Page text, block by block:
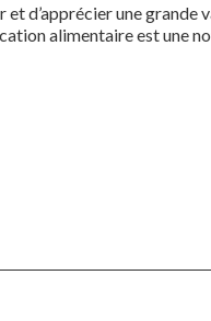
d’apprécier une grande
alimentaire est une